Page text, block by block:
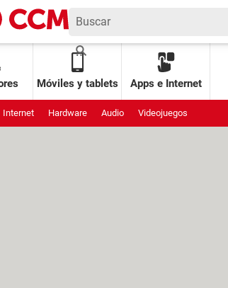
Móviles y tablets Apps e Internet
Internet Hardware Audio Videojuegos